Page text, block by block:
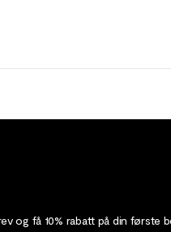
og få 10% rabatt på din første